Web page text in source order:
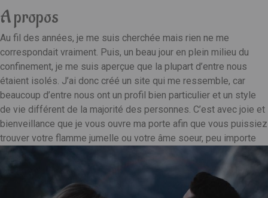
A propos
Au fil des années, je me suis cherchée mais rien ne me
correspondait vraiment. Puis, un beau jour en plein milieu du
confinement, je me suis aperçue que la plupart d’entre nous
étaient isolés. J’ai donc créé un site qui me ressemble, car
beaucoup d’entre nous ont un profil bien particulier et un style
de vie différent de la majorité des personnes. C’est avec joie et
bienveillance que je vous ouvre ma porte afin que vous puissiez
trouver votre flamme jumelle ou votre âme soeur, peu importe